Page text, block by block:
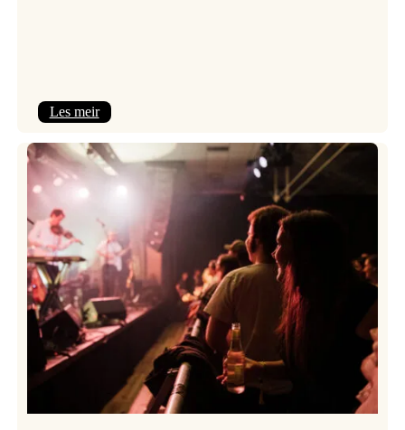
Les meir:
Jazz
søkjer